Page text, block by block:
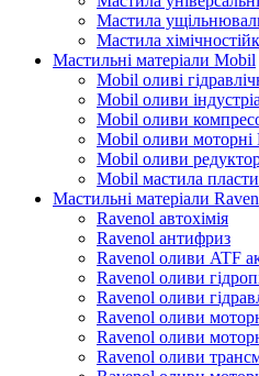
Мастила
Мастила
Мастильні матеріали Mobil
Mobil оливі
Mobil оливи
Mobil оливи
Mobil оливи моторні
Mobil оливи
Mobil мастила
Мастильні матеріали
Ravenol автохімія
Ravenol антифриз
Ravenol оливи ATF
Ravenol оливи
Ravenol оливи
Ravenol оливи
Ravenol оливи
Ravenol оливи